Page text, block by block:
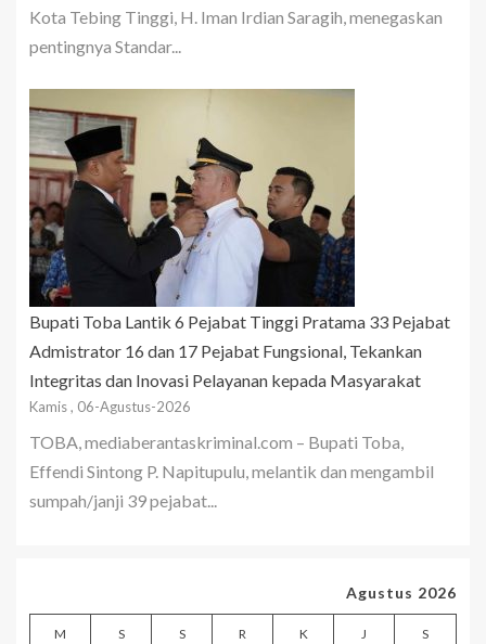
Kota Tebing Tinggi, H. Iman Irdian Saragih, menegaskan
pentingnya Standar...
Bupati Toba Lantik 6 Pejabat Tinggi Pratama 33 Pejabat
Admistrator 16 dan 17 Pejabat Fungsional, Tekankan
Integritas dan Inovasi Pelayanan kepada Masyarakat
Kamis , 06-Agustus-2026
TOBA, mediaberantaskriminal.com – Bupati Toba,
Effendi Sintong P. Napitupulu, melantik dan mengambil
sumpah/janji 39 pejabat...
Agustus 2026
M S S R K J S